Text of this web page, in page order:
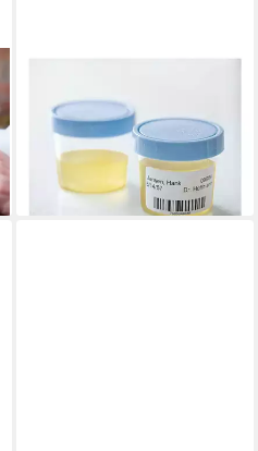
1.000 Vielzweck-Etiketten
ablösbar, B/L: 57/32 mm
ab 31,02 €
lieferbar - in 2-3 Werktagen bei dir